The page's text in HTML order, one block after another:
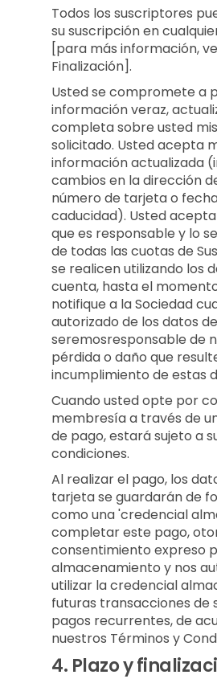
Todos los suscriptores
su suscripción en
[para más información,
Finalización].
Usted se compromete a
información veraz,
completa sobre usted
solicitado. Usted acepta
información actualizada
cambios en la dirección
número de tarjeta o
caducidad). Usted
que es responsable y lo
de todas las cuotas de
se realicen utilizando los
cuenta, hasta el
notifique a la Sociedad
autorizado de los datos
seremosresponsable de
pérdida o daño que
incumplimiento de estas
Cuando usted opte por
membresía a través de
de pago, estará sujeto a
condiciones.
Al realizar el pago, los
tarjeta se guardarán de
como una 'credencial
completar este pago,
consentimiento expreso
almacenamiento y nos
utilizar la credencial
futuras transacciones de
pagos recurrentes, de
nuestros Términos y
4. Plazo y